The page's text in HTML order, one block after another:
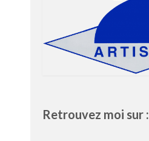
Retrouvez moi sur :